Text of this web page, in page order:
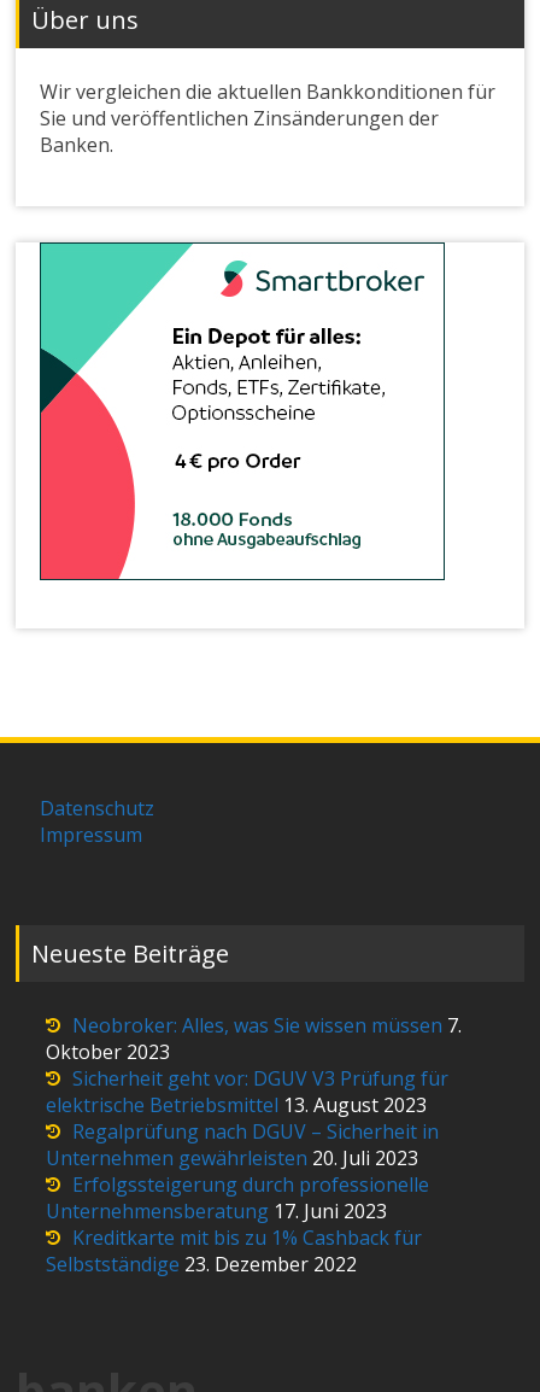
Über uns
Wir vergleichen die aktuellen Bankkonditionen für
Sie und veröffentlichen Zinsänderungen der
Banken.
Datenschutz
Impressum
Neueste Beiträge
Neobroker: Alles, was Sie wissen müssen 7.
Oktober 2023
Sicherheit geht vor: DGUV V3 Prüfung für
elektrische Betriebsmittel 13. August 2023
Regalprüfung nach DGUV – Sicherheit in
Unternehmen gewährleisten 20. Juli 2023
Erfolgssteigerung durch professionelle
Unternehmensberatung 17. Juni 2023
Kreditkarte mit bis zu 1% Cashback für
Selbstständige 23. Dezember 2022